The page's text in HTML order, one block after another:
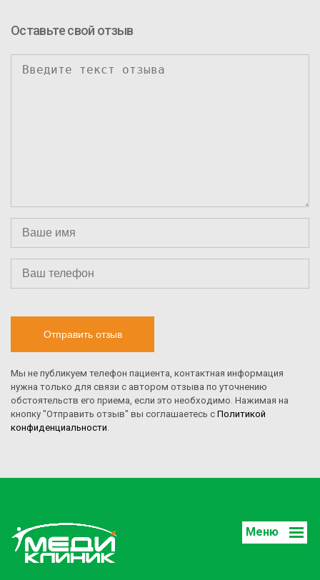
Оставьте свой отзыв
Отправить отзыв
Мы не публикуем телефон пациента, контактная информация
нужна только для связи с автором отзыва по уточнению
обстоятельств его приема, если это необходимо. Нажимая на
кнопку "Отправить отзыв" вы соглашаетесь с Политикой
конфиденциальности.
Меню